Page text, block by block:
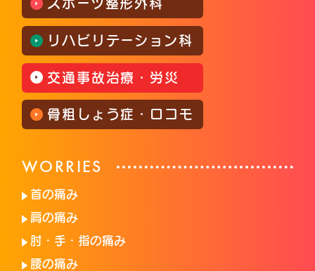
スポーツ整形外科
リハビリテーション科
交通事故治療・労災
骨粗しょう症・ロコモ
WORRIES
首の痛み
肩の痛み
肘・手・指の痛み
腰の痛み